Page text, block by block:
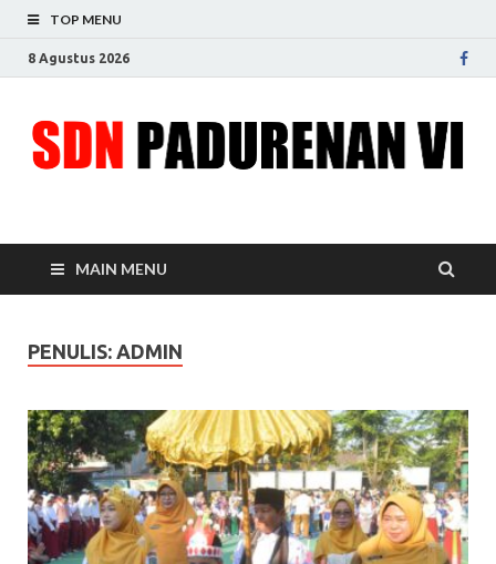
TOP MENU
8 Agustus 2026
SDN Padurenan VI
MAIN MENU
PENULIS: ADMIN